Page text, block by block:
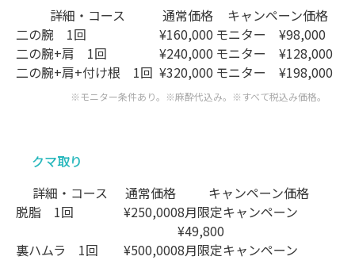
詳細・コース
通常価格
キャンペーン価格
二の腕 1回 ¥160,000 モニター ¥98,000
二の腕+肩 1回 ¥240,000 モニター ¥128,000
二の腕+肩+付け根 1回 ¥320,000 モニター ¥198,000
※モニター条件あり。※麻酔代込み。 ※すべて税込み価格。
クマ取り
詳細・コース
通常価格
キャンペーン価格
脱脂 1回 ¥250,0008月限定キャンペーン
¥49,800
裏ハムラ 1回 ¥500,0008月限定キャンペーン